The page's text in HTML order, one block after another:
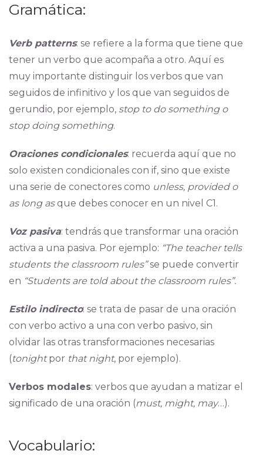
Gramática:
Verb patterns: se refiere a la forma que tiene que
tener un verbo que acompaña a otro. Aquí es
muy importante distinguir los verbos que van
seguidos de infinitivo y los que van seguidos de
gerundio, por ejemplo, stop to do something o
stop doing something.
Oraciones condicionales: recuerda aquí que no
solo existen condicionales con if, sino que existe
una serie de conectores como unless, provided o
as long asque debes conocer en un nivel C1.
Voz pasiva: tendrás que transformar una oración
activa a una pasiva. Por ejemplo: “The teacher tells
students the classroom rules”se puede convertir
en “Students are told about the classroom rules”.
Estilo indirecto: se trata de pasar de una oración
con verbo activo a una con verbo pasivo, sin
olvidar las otras transformaciones necesarias
(tonightpor that night, por ejemplo).
Verbos modales: verbos que ayudan a matizar el
significado de una oración (must, might, may…).
Vocabulario: